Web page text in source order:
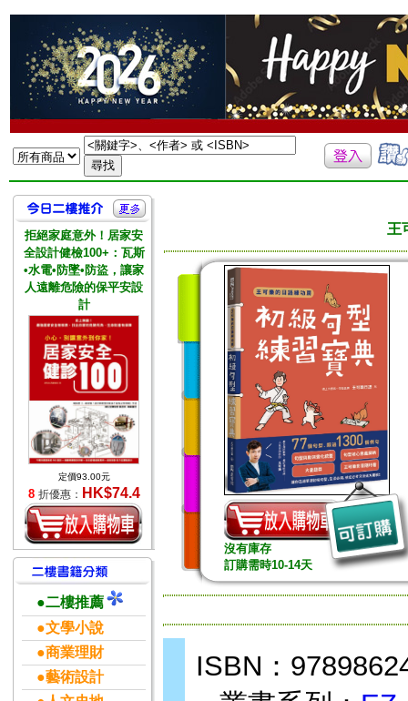
拒絕家庭意外！居家安
全設計健檢100+：瓦斯
•水電•防墜•防盜，讓家
人遠離危險的保平安設
計
定價93.00元
8 折優惠： HK$74.4
●二樓推薦
●文學小說
●商業理財
●藝術設計
王
沒有庫存
訂購需時10-14天
ISBN：